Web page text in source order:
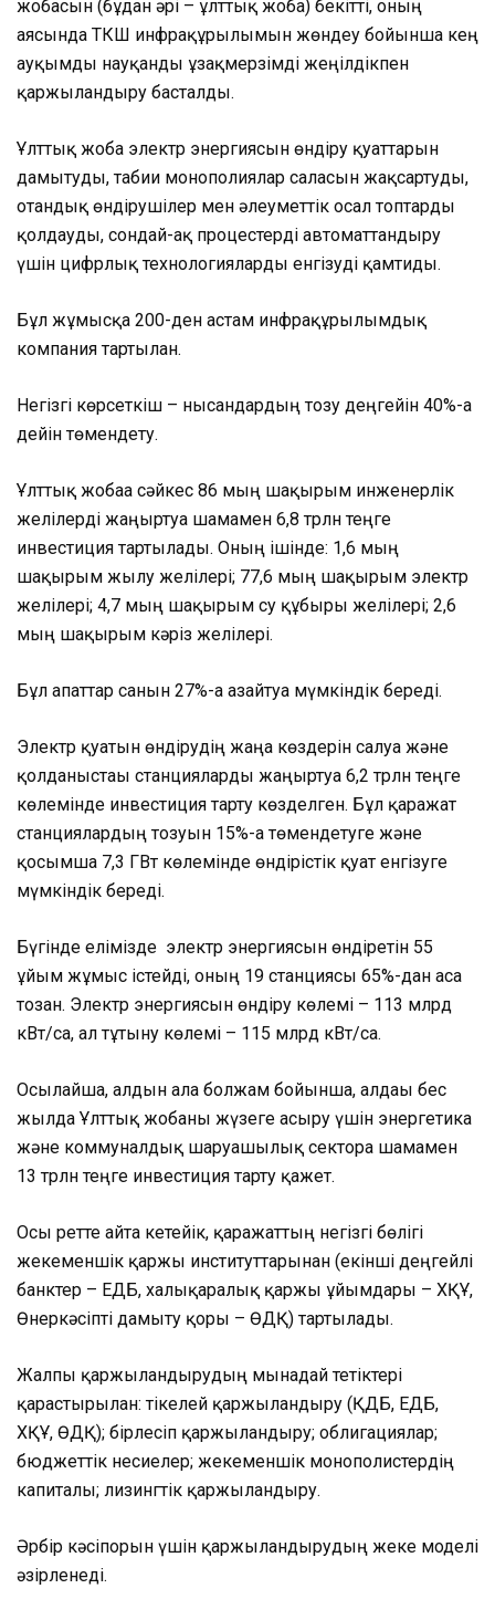
жобасын (бұдан әрі – ұлттық жоба) бекітті, оның
аясында ТКШ инфрақұрылымын жөндеу бойынша кең
ауқымды науқанды ұзақмерзімді жеңілдікпен
қаржыландыру басталды.
Ұлттық жоба электр энергиясын өндіру қуаттарын
дамытуды, табиғи монополиялар саласын жақсартуды,
отандық өндірушілер мен әлеуметтік осал топтарды
қолдауды, сондай-ақ процестерді автоматтандыру
үшін цифрлық технологияларды енгізуді қамтиды.
Бұл жұмысқа 200-ден астам инфрақұрылымдық
компания тартылған.
Негізгі көрсеткіш – нысандардың тозу деңгейін 40%-ға
дейін төмендету.
Ұлттық жобаға сәйкес 86 мың шақырым инженерлік
желілерді жаңғыртуға шамамен 6,8 трлн теңге
инвестиция тартылады. Оның ішінде: 1,6 мың
шақырым жылу желілері; 77,6 мың шақырым электр
желілері; 4,7 мың шақырым су құбыры желілері; 2,6
мың шақырым кәріз желілері.
Бұл апаттар санын 27%-ға азайтуға мүмкіндік береді.
Электр қуатын өндірудің жаңа көздерін салуға және
қолданыстағы станцияларды жаңғыртуға 6,2 трлн теңге
көлемінде инвестиция тарту көзделген. Бұл қаражат
станциялардың тозуын 15%-ға төмендетуге және
қосымша 7,3 ГВт көлемінде өндірістік қуат енгізуге
мүмкіндік береді.
Бүгінде елімізде электр энергиясын өндіретін 55
ұйым жұмыс істейді, оның 19 станциясы 65%-дан аса
тозған. Электр энергиясын өндіру көлемі – 113 млрд
кВт/сағ, ал тұтыну көлемі – 115 млрд кВт/сағ.
Осылайша, алдын ала болжам бойынша, алдағы бес
жылда Ұлттық жобаны жүзеге асыру үшін энергетика
және коммуналдық шаруашылық секторға шамамен
13 трлн теңге инвестиция тарту қажет.
Осы ретте айта кетейік, қаражаттың негізгі бөлігі
жекеменшік қаржы институттарынан (екінші деңгейлі
банктер – ЕДБ, халықаралық қаржы ұйымдары – ХҚҰ,
Өнеркәсіпті дамыту қоры – ӨДҚ) тартылады.
Жалпы қаржыландырудың мынадай тетіктері
қарастырылған: тікелей қаржыландыру (ҚДБ, ЕДБ,
ХҚҰ, ӨДҚ); бірлесіп қаржыландыру; облигациялар;
бюджеттік несиелер; жекеменшік монополистердің
капиталы; лизингтік қаржыландыру.
Әрбір кәсіпорын үшін қаржыландырудың жеке моделі
әзірленеді.